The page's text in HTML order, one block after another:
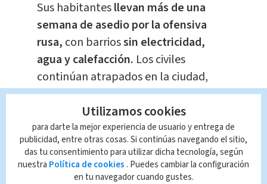
Sus habitantesllevan más de una
semana de asedio por la ofensiva
rusa, con barriossin electricidad,
agua y calefacción. Los civiles
continúan atrapados en la ciudad,
después de varios intentos fallidos
para abrir corredores humanitarios
para su evacuación.
Utilizamos cookies
para darte la mejor experiencia de usuario y entrega de
publicidad, entre otras cosas. Si continúas navegando el sitio,
das tu consentimiento para utilizar dicha tecnología, según
nuestra Política de cookies . Puedes cambiar la configuración
en tu navegador cuando gustes.